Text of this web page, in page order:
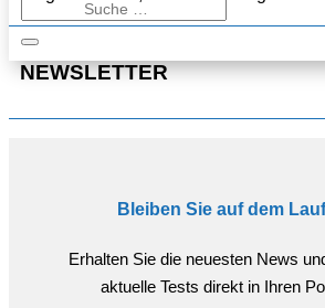
NEWSLETTER
Bleiben Sie auf dem
Erhalten Sie die neuesten News
aktuelle Tests direkt in Ihren